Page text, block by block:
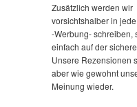
Zusätzlich werden wir
vorsichtshalber in
-Werbung- schreiben,
einfach auf der
Unsere Rezensionen
aber wie gewohnt
Meinung wieder.